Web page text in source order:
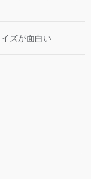
ズが面白い